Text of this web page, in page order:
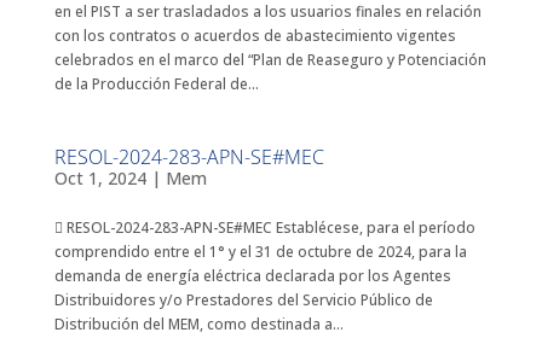
en el PIST a ser trasladados a los usuarios finales en relación
con los contratos o acuerdos de abastecimiento vigentes
celebrados en el marco del “Plan de Reaseguro y Potenciación
de la Producción Federal de...
RESOL-2024-283-APN-SE#MEC
Oct 1, 2024| Mem
 RESOL-2024-283-APN-SE#MEC Establécese, para el período
comprendido entre el 1° y el 31 de octubre de 2024, para la
demanda de energía eléctrica declarada por los Agentes
Distribuidores y/o Prestadores del Servicio Público de
Distribución del MEM, como destinada a...